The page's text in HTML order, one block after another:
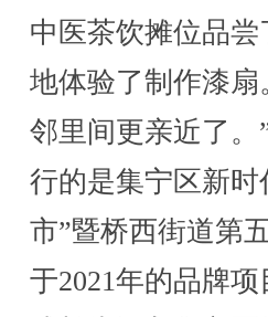
中医茶饮摊位品
地体验了制作漆
邻里间更亲近了
行的是集宁区新
市”暨桥西街道第
于2021年的品牌